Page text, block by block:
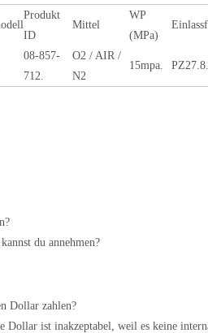
Produkt
ID
Mittel
WP
(MPa)
08-857-
712.
O2 / AIR /
N2
15mpa. PZ27.8.
du annehmen?
Dollar zahlen?
ist inakzeptabel, weil es keine